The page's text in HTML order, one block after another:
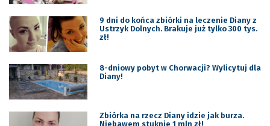
9 dni do końca zbiórki na leczenie Diany z
Ustrzyk Dolnych. Brakuje już tylko 300 tys.
zł!
8-dniowy pobyt w Chorwacji? Wylicytuj dla
Diany!
Zbiórka na rzecz Diany idzie jak burza.
Niebawem stuknie 1 mln zł!